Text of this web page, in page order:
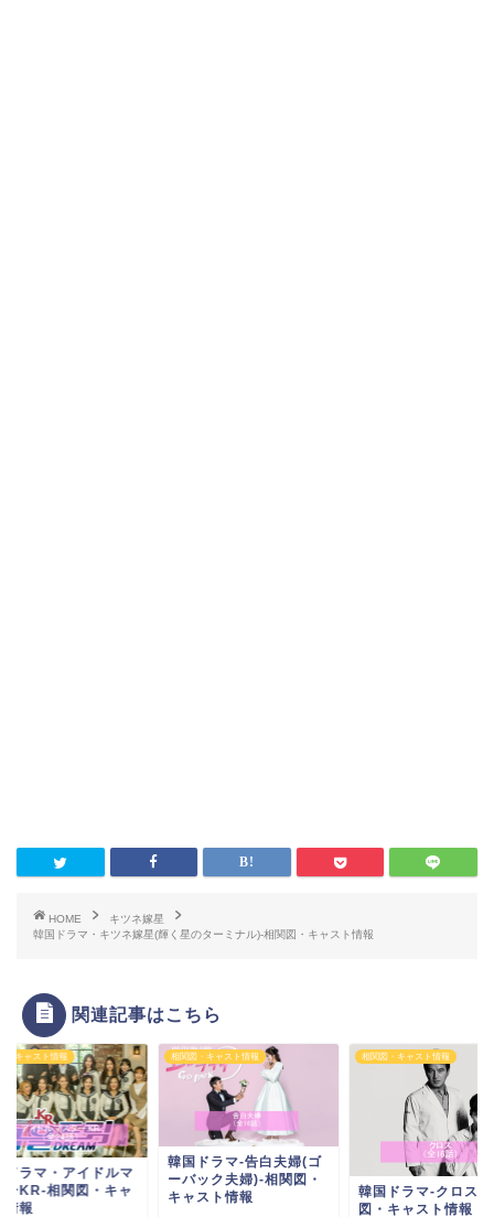
HOME
キツネ嫁星
韓国ドラマ・キツネ嫁星(輝く星のターミナル)-相関図・キャスト情報
関連記事はこちら
・キャスト情報
ドラマ・アイドルマ
ーKR-相関図・キャ
情報
相関図・キャスト情報
韓国ドラマ-告白夫婦(ゴ
ーバック夫婦)-相関図・
キャスト情報
相関図・キャスト情報
韓国ドラマ-クロス-
図・キャスト情報